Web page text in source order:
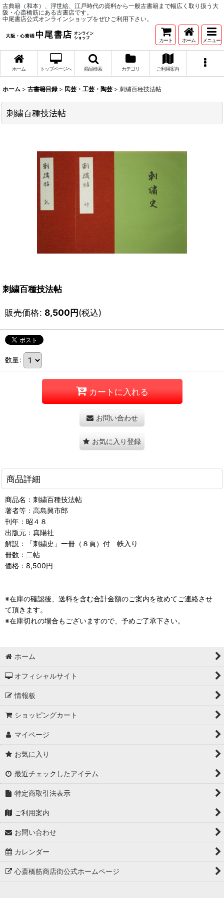
古典籍（和本）、浮世絵、江戸時代の資料から一般古書籍まで幅広く取り扱う大
阪・心斎橋筋にある古書店です。
中尾書店公式オンラインショップをぜひご利用下さい。
カート ホーム メニュー
ホーム トップページへ 商品検索 カテゴリ ご利用案内
ホーム > 古書籍目録 > 民芸・工芸・陶芸 > 刺繍百種技法帖
刺繍百種技法帖
刺繍百種技法帖
販売価格: 8,500円(税込)
数量:
カートに入れる
お問い合わせ
お気に入り登録
商品詳細
商品名：刺繍百種技法帖
著者等：高島興市郎
刊年：昭４８
出版元：真陽社
解説：「刺繍史」一冊（８頁）付 帙入り
冊数：二帖
価格：8,500円
※在庫の確認後、送料を含む合計金額のご案内を改めてご連絡させ
て頂きます。
※在庫切れの場合もございますので、予めご了承下さい。
ホーム
オフィシャルサイト
情報板
ショッピングカート
マイページ
お気に入り
最近チェックしたアイテム
特定商取引法表示
ご利用案内
お問い合わせ
カレンダー
心斎橋筋商店街公式ホームページ